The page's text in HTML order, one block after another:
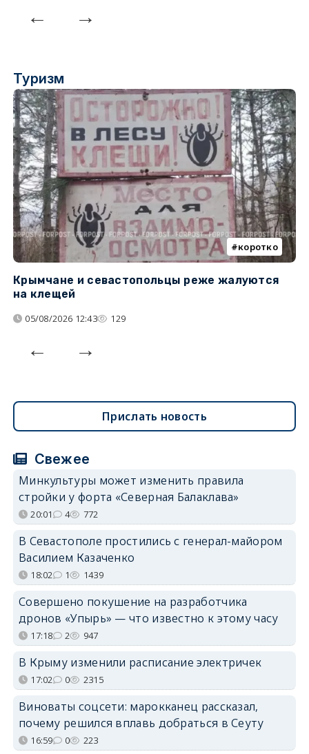
Туризм
коротко
Крымчане и севастопольцы реже жалуются
на клещей
05/08/2026 12:43 129
Прислать новость
Свежее
Минкультуры может изменить правила
стройки у форта «Северная Балаклава»
20:01 4 772
В Севастополе простились с генерал-майором
Василием Казаченко
18:02 1 1439
Совершено покушение на разработчика
дронов «Упырь» — что известно к этому часу
17:18 2 947
В Крыму изменили расписание электричек
17:02 0 2315
Виноваты соцсети: марокканец рассказал,
почему решился вплавь добраться в Сеуту
16:59 0 223